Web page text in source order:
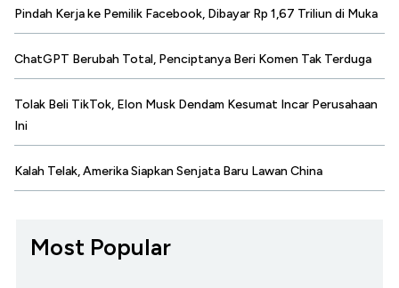
Pindah Kerja ke Pemilik Facebook, Dibayar Rp 1,67 Triliun di Muka
ChatGPT Berubah Total, Penciptanya Beri Komen Tak Terduga
Tolak Beli TikTok, Elon Musk Dendam Kesumat Incar Perusahaan
Ini
Kalah Telak, Amerika Siapkan Senjata Baru Lawan China
Most Popular